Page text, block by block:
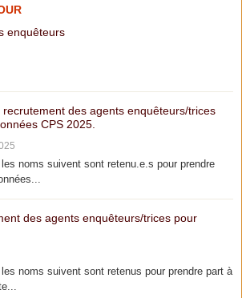
enquêteurs
des agents enquêteurs/trices
CPS 2025.
noms suivent sont retenu.e.s pour prendre
des agents enquêteurs/trices pour
noms suivent sont retenus pour prendre part à